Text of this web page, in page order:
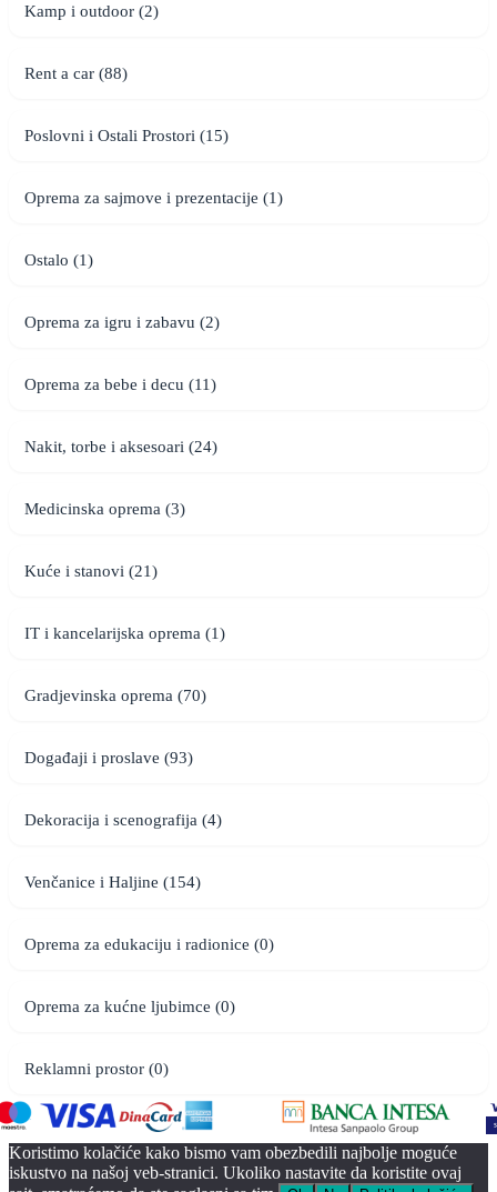
Kamp i outdoor (2)
Rent a car (88)
Poslovni i Ostali Prostori (15)
Oprema za sajmove i prezentacije (1)
Ostalo (1)
Oprema za igru i zabavu (2)
Oprema za bebe i decu (11)
Nakit, torbe i aksesoari (24)
Medicinska oprema (3)
Kuće i stanovi (21)
IT i kancelarijska oprema (1)
Gradjevinska oprema (70)
Događaji i proslave (93)
Dekoracija i scenografija (4)
Venčanice i Haljine (154)
Oprema za edukaciju i radionice (0)
Oprema za kućne ljubimce (0)
Reklamni prostor (0)
Koristimo kolačiće kako bismo vam obezbedili najbolje moguće
iskustvo na našoj veb-stranici. Ukoliko nastavite da koristite ovaj